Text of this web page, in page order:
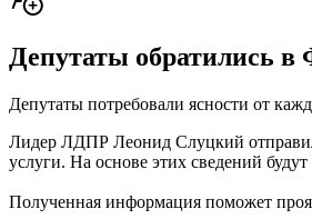
Депутаты обратились
Депутаты потребовали ясности от
Лидер ЛДПР Леонид Слуцкий
услуги. На основе этих сведений
Полученная информация поможет